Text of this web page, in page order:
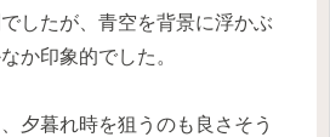
したが、青空を背景に浮かぶ
か印象的でした。
夕暮れ時を狙うのも良さそう